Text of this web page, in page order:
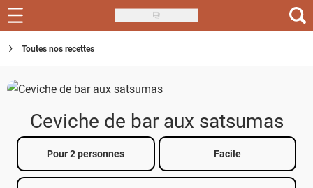
Skip
to
main
Recettes
Inspirations
Menu de la semaine
Actus
Toutes nos recettes
Ceviche de bar aux satsumas
Pour 2 personnes Facile